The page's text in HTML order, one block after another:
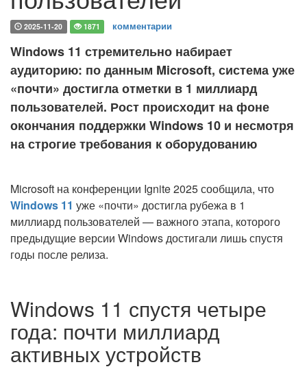
2025-11-20 1871 комментарии
Windows 11 стремительно набирает
аудиторию: по данным Microsoft, система уже
«почти» достигла отметки в 1 миллиард
пользователей. Рост происходит на фоне
окончания поддержки Windows 10 и несмотря
на строгие требования к оборудованию
Microsoft на конференции Ignite 2025 сообщила, что
Windows 11 уже «почти» достигла рубежа в 1
миллиард пользователей — важного этапа, которого
предыдущие версии Windows достигали лишь спустя
годы после релиза.
Windows 11 спустя четыре
года: почти миллиард
активных устройств